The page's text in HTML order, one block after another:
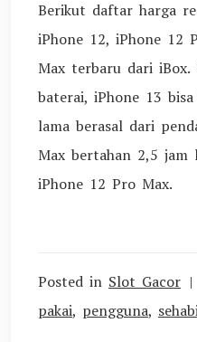
Berikut daftar harga
iPhone 12, iPhone 12
Max terbaru dari iBox.
baterai, iPhone 13
lama berasal dari
Max bertahan 2,5 jam
iPhone 12 Pro Max.
Posted in Slot Gacor
pakai, pengguna,